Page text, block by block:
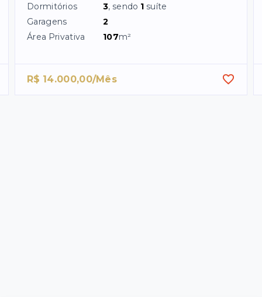
Dormitórios 3, sendo 1 suíte
Garagens
2
Área Privativa
107m²
R$ 14.000,00/Mês